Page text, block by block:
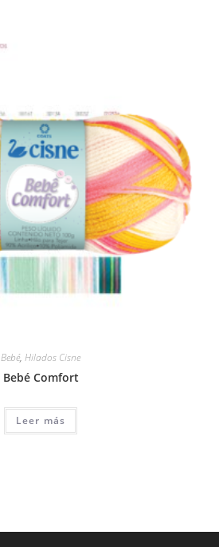
Bebé, Hilados Cisne
Bebé Comfort
Leer más